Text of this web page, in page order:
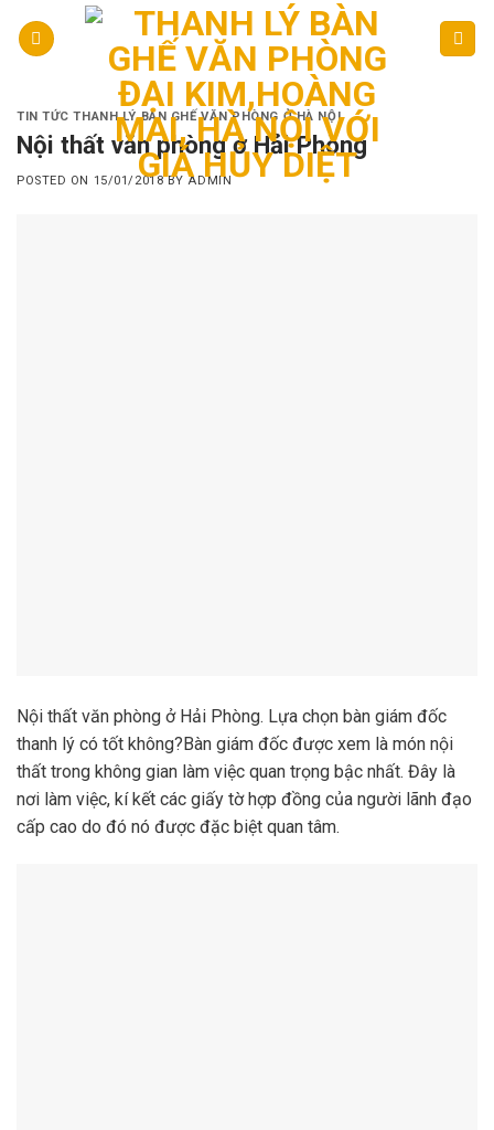
TIN TỨC THANH LÝ BÀN GHẾ VĂN PHÒNG Ở HÀ NỘI
Nội thất văn phòng ở Hải Phòng
POSTED ON 15/01/2018BYADMIN
Nội thất văn phòng ở Hải Phòng. Lựa chọn bàn giám đốc
thanh lý có tốt không?Bàn giám đốc được xem là món nội
thất trong không gian làm việc quan trọng bậc nhất. Đây là
nơi làm việc, kí kết các giấy tờ hợp đồng của người lãnh đạo
cấp cao do đó nó được đặc biệt quan tâm.